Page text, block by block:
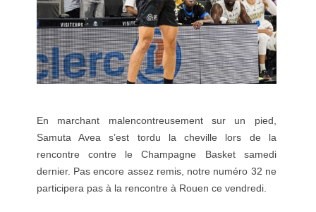
En marchant malencontreusement sur un pied,
Samuta Avea s’est tordu la cheville lors de la
rencontre contre le Champagne Basket samedi
dernier. Pas encore assez remis, notre numéro 32 ne
participera pas à la rencontre à Rouen ce vendredi.